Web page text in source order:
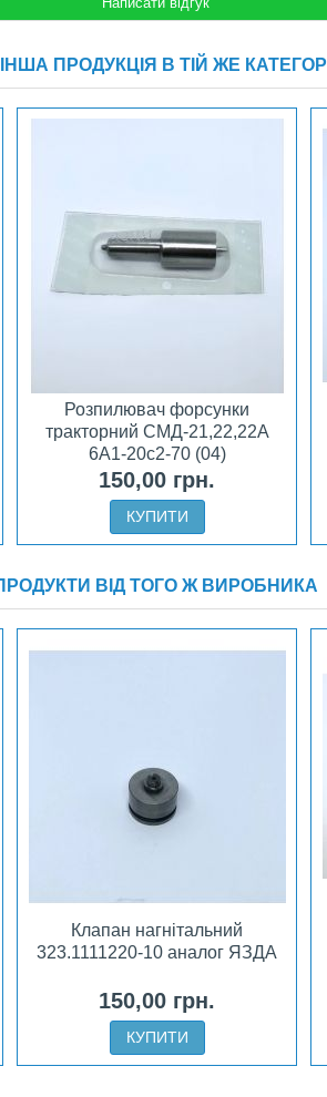
ПРОДУКЦІЯ В ТІЙ ЖЕ КАТЕГОРІЇ
Розпилювач форсунки
тракторний СМД-21,22,22А
6А1-20с2-70 (04)
150,00 грн.
КУПИТИ
ВІД ТОГО Ж ВИРОБНИКА
Клапан нагнітальний
323.1111220-10 аналог ЯЗДА
150,00 грн.
КУПИТИ